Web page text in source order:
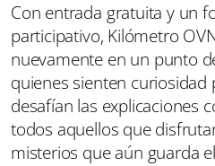
Con entrada gratuita y un
participativo, Kilómetro
nuevamente en un punto
quienes sienten
desafían las explicaciones
todos aquellos que
misterios que aún guarda